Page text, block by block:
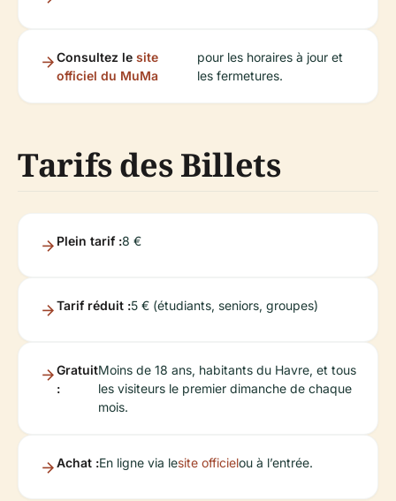
Consultez le site
officiel du MuMa
pour les horaires à jour et
les fermetures.
Tarifs des Billets
Plein tarif :8 €
Tarif réduit :5 € (étudiants, seniors, groupes)
Gratuit
:
Moins de 18 ans, habitants du Havre, et tous
les visiteurs le premier dimanche de chaque
mois.
Achat :En ligne via lesite officielou à l’entrée.